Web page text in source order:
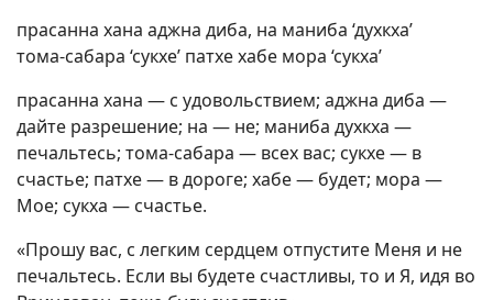
прасанна хана аджна диба, на маниба ‘духкха’
тома-сабара ‘сукхе’ патхе хабе мора ‘сукха’
прасанна хана — с удовольствием; аджна диба —
дайте разрешение; на — не; маниба духкха —
печальтесь; тома-сабара — всех вас; сукхе — в
счастье; патхе — в дороге; хабе — будет; мора —
Мое; сукха — счастье.
«Прошу вас, с легким сердцем отпустите Меня и не
печальтесь. Если вы будете счастливы, то и Я, идя во